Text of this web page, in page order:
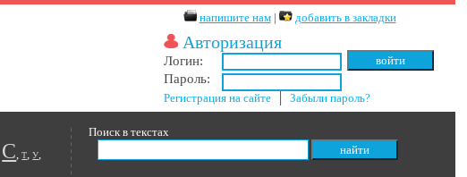
напишите нам| добавить в закладки
Авторизация
Логин:
Пароль:
Регистрация на сайте │Забыли пароль?
Поиск в текстах
С,Т,У,